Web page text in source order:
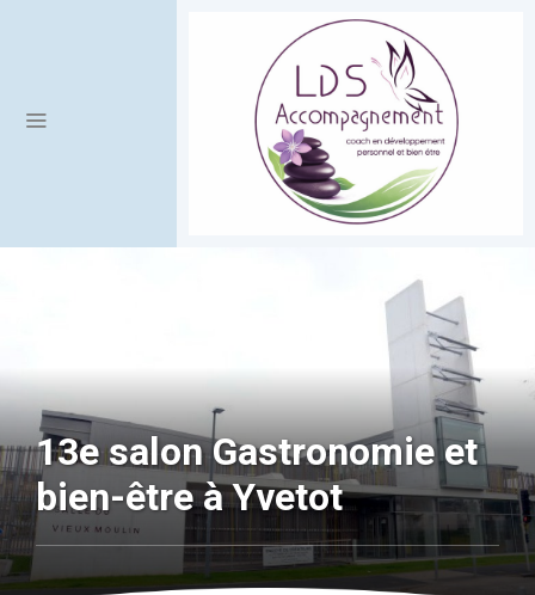
13e salon Gastronomie et
bien-être à Yvetot